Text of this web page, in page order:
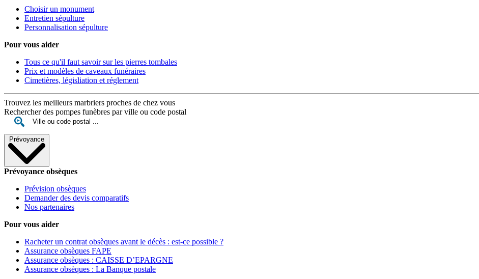
Choisir un monument
Entretien sépulture
Personnalisation sépulture
Pour vous aider
Tous ce qu'il faut savoir sur les pierres tombales
Prix et modèles de caveaux funéraires
Cimetières, législiation et réglement
Trouvez les meilleurs marbriers proches de chez vous
Rechercher des pompes funèbres par ville ou code postal
Prévoyance
Prévoyance obsèques
Prévision obsèques
Demander des devis comparatifs
Nos partenaires
Pour vous aider
Racheter un contrat obsèques avant le décès : est-ce possible ?
Assurance obsèques FAPE
Assurance obsèques : CAISSE D’EPARGNE
Assurance obsèques : La Banque postale